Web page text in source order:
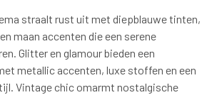
straalt rust uit met diepblauwe tinten,
maan accenten die een serene
Glitter en glamour bieden een
metallic accenten, luxe stoffen en een
Vintage chic omarmt nostalgische